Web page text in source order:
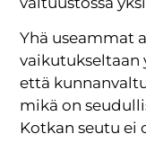
Yhä useammat
vaikutukseltaan
että
mikä on
Kotkan seutu ei